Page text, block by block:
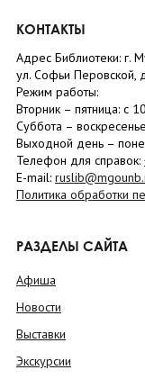
КОНТАКТЫ
Адрес Библиотеки: г.
ул. Софьи Перовской,
Режим работы:
Вторник – пятница: с
Суббота – воскресенье
Выходной день –
Телефон для справок:
E-mail:
Политика обработки
РАЗДЕЛЫ САЙТА
Афиша
Новости
Выставки
Экскурсии